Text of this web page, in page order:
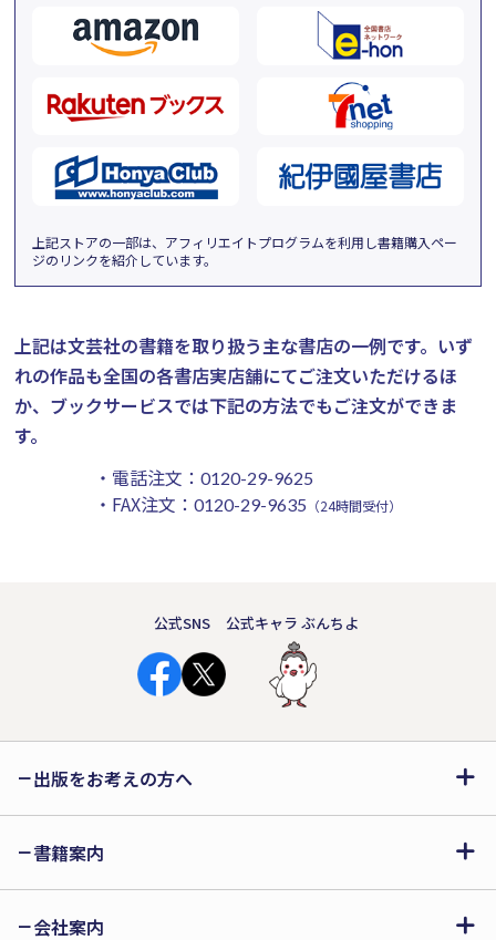
上記ストアの一部は、アフィリエイトプログラムを利用し書籍購入ペー
ジのリンクを紹介しています。
上記は文芸社の書籍を取り扱う主な書店の一例です。 いず
れの作品も全国の各書店実店舗にてご注文いただけるほ
か、ブックサービスでは下記の方法でもご注文ができま
す。
・電話注文： 0120-29-9625
・FAX注文： 0120-29-9635 （24時間受付）
公式SNS 公式キャラ ぶんちよ
出版をお考えの方へ
書籍案内
会社案内